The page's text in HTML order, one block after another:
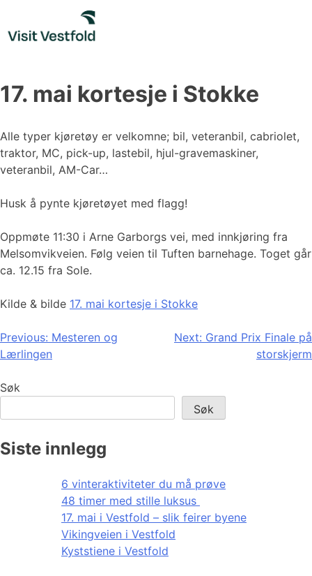
content
17. mai kortesje i Stokke
Alle typer kjøretøy er velkomne; bil, veteranbil, cabriolet,
traktor, MC, pick-up, lastebil, hjul-gravemaskiner,
veteranbil, AM-Car…
Husk å pynte kjøretøyet med flagg!
Oppmøte 11:30 i Arne Garborgs vei, med innkjøring fra
Melsomvikveien. Følg veien til Tuften barnehage. Toget går
ca. 12.15 fra Sole.
Kilde & bilde 17. mai kortesje i Stokke
Innleggsnavigasjon
Previous: Mesteren og
Lærlingen
Next: Grand Prix Finale på
storskjerm
Søk
Søk
Siste innlegg
6 vinteraktiviteter du må prøve
48 timer med stille luksus
17. mai i Vestfold – slik feirer byene
Vikingveien i Vestfold
Kyststiene i Vestfold